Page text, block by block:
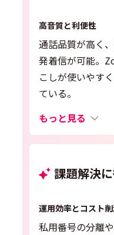
高音質と利便性
通話品質が高く
発着信が可能。
こしが使いやす
ている。
もっと見る
課題解決
運用効率とコスト
私用番号の分離